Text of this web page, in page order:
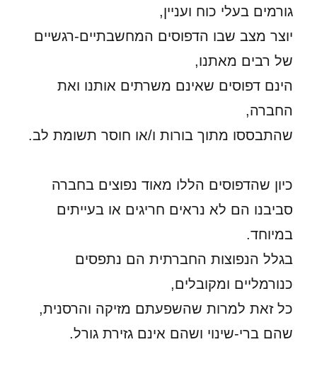
גורמים בעלי כוח ועניין,
יוצר מצב שבו הדפוסים המחשבתיים-רגשיים
של רבים מאתנו,
הינם דפוסים שאינם משרתים אותנו ואת
החברה,
שהתבססו מתוך בורות ו/או חוסר תשומת לב.
כיון שהדפוסים הללו מאוד נפוצים בחברה
סביבנו הם לא נראים חריגים או בעייתים
במיוחד.
בגלל הנפוצות החברתית הם נתפסים
כנורמליים ומקובלים,
כל זאת למרות שהשפעתם מזיקה והרסנית,
שהם ברי-שינוי ושהם אינם גזירת גורל.